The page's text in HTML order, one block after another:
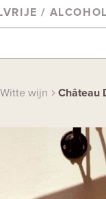
/
Witte wijn Château